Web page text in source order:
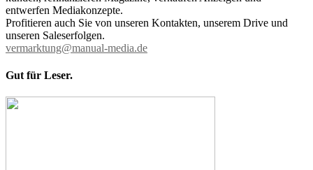
entwerfen Mediakonzepte.
Profitieren auch Sie von unseren Kontakten, unserem Drive und
unseren Saleserfolgen.
vermarktung@manual-media.de
Gut für Leser.